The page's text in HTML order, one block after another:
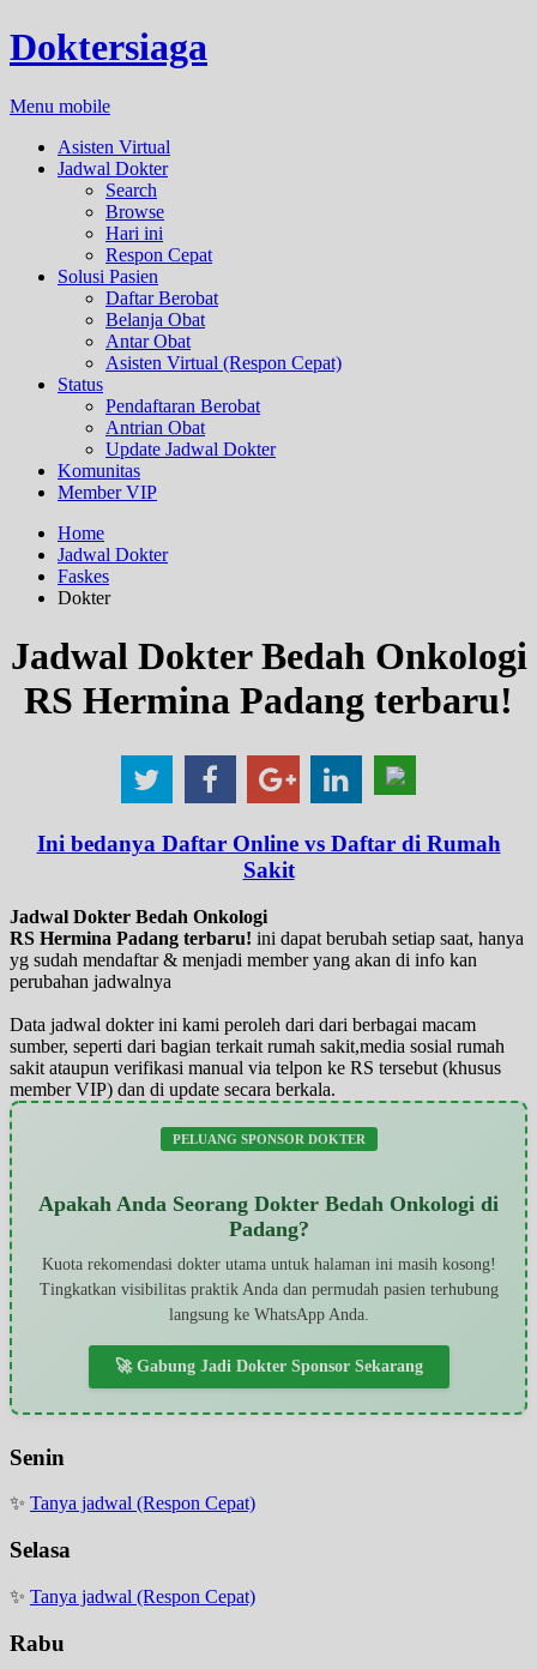
Doktersiaga
Menu mobile
Asisten Virtual
Jadwal Dokter
Search
Browse
Hari ini
Respon Cepat
Solusi Pasien
Daftar Berobat
Belanja Obat
Antar Obat
Asisten Virtual (Respon Cepat)
Status
Pendaftaran Berobat
Antrian Obat
Update Jadwal Dokter
Komunitas
Member VIP
Home
Jadwal Dokter
Faskes
Dokter
Jadwal Dokter Bedah Onkologi
RS Hermina Padang terbaru!
Ini bedanya Daftar Online vs Daftar di Rumah
Sakit
Jadwal Dokter Bedah Onkologi
RS Hermina Padang terbaru! ini dapat berubah setiap saat, hanya
yg sudah mendaftar & menjadi member yang akan di info kan
perubahan jadwalnya
Data jadwal dokter ini kami peroleh dari dari berbagai macam
sumber, seperti dari bagian terkait rumah sakit,media sosial rumah
sakit ataupun verifikasi manual via telpon ke RS tersebut (khusus
member VIP) dan di update secara berkala.
PELUANG SPONSOR DOKTER
Apakah Anda Seorang Dokter Bedah Onkologi di
Padang?
Kuota rekomendasi dokter utama untuk halaman ini masih kosong!
Tingkatkan visibilitas praktik Anda dan permudah pasien terhubung
langsung ke WhatsApp Anda.
🚀 Gabung Jadi Dokter Sponsor Sekarang
Senin
✨ Tanya jadwal (Respon Cepat)
Selasa
✨ Tanya jadwal (Respon Cepat)
Rabu